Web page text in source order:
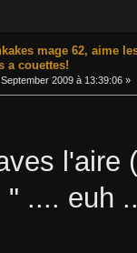
mage 62, aime
a couettes!
2009 à 13:39:06 »
l'aire
" .... euh